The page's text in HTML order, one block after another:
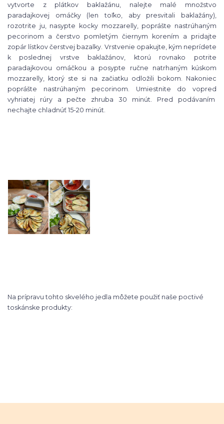
vytvorte z plátkov baklažánu, nalejte malé množstvo
paradajkovej omáčky (len toľko, aby presvitali baklažány),
rozotrite ju, nasypte kocky mozzarelly, poprášte nastrúhaným
pecorinom a čerstvo pomletým čiernym korením a pridajte
zopár lístkov čerstvej bazalky. Vrstvenie opakujte, kým neprídete
k poslednej vrstve baklažánov, ktorú rovnako potrite
paradajkovou omáčkou a posypte ručne natrhaným kúskom
mozzarelly, ktorý ste si na začiatku odložili bokom. Nakoniec
poprášte nastrúhaným pecorinom. Umiestnite do vopred
vyhriatej rúry a pečte zhruba 30 minút. Pred podávaním
nechajte chladnúť 15-20 minút.
Na prípravu tohto skvelého jedla môžete použiť naše poctivé
toskánske produkty: